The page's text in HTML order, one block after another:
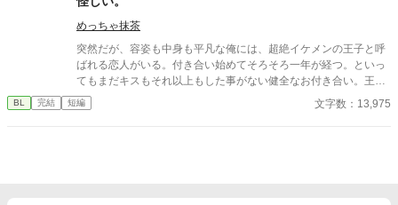
織がいた。 「あなたは俺を捨てたでしょう」 後悔に苦しむα、執
着する第二のα、そして希少Ωを巡る陰謀。 もう二度と傷つきた
くないΩが最後に選ぶ相手とは――。 捨てた側の後悔と執着が加
速する、すれ違いオメガバースBL。
めっちゃ抹茶
突然だが、容姿も中身も平凡な俺には、超絶イケメンの王子と呼
ばれる恋人がいる。付き合い始めてそろそろ一年が経つ。といっ
てもまだキスもそれ以上もした事がない健全なお付き合い。王子
は優しいけど意地悪で、いつも俺の心臓を高鳴らせてくる——だ
けどそれだけだ。この前、喧嘩をした。それきり彼と話していな
BL 完結 短編 文字数：13,975